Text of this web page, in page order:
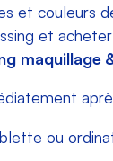
et couleurs
et
maquillage
ou